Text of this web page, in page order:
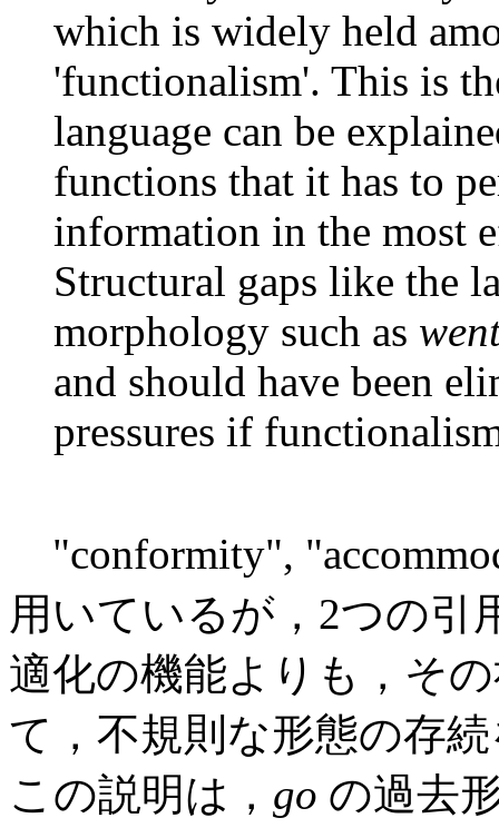
which is widely held
'functionalism'. This is
language can be
functions that it has to
information in the most
Structural gaps like the
morphology such as
and should have been
pressures if
"conformity",
用いているが，2つの引
適化の機能よりも，そ
て，不規則な形態の存
この説明は， go の過去